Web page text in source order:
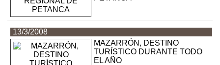
13/3/2008
MAZARRÓN, DESTINO
TURÍSTICO DURANTE TODO
EL AÑO